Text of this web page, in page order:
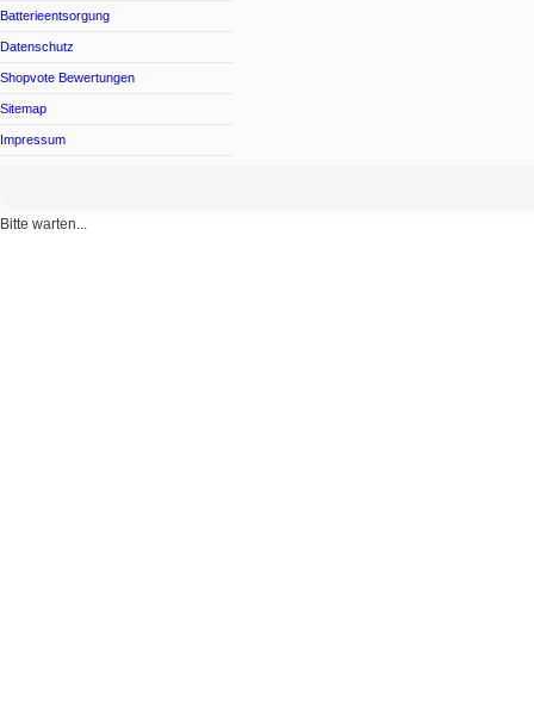
Batterieentsorgung
Datenschutz
Shopvote Bewertungen
Sitemap
Impressum
Bitte warten...